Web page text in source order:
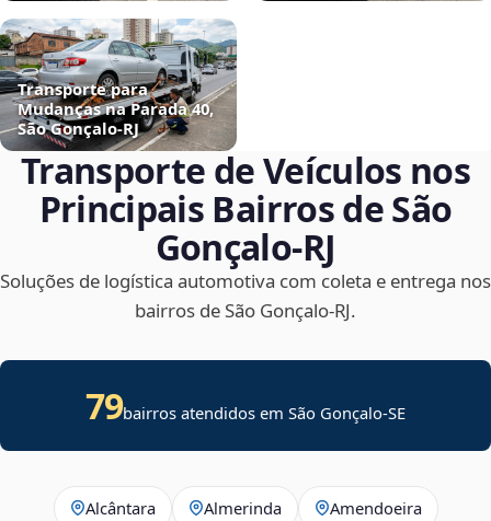
Transporte para
Mudanças na Parada 40,
São Gonçalo‑RJ
Transporte de Veículos nos
Principais Bairros de São
Gonçalo‑RJ
Soluções de logística automotiva com coleta e entrega nos
bairros de São Gonçalo‑RJ.
79bairros atendidos emSão Gonçalo-SE
Alcântara Almerinda Amendoeira